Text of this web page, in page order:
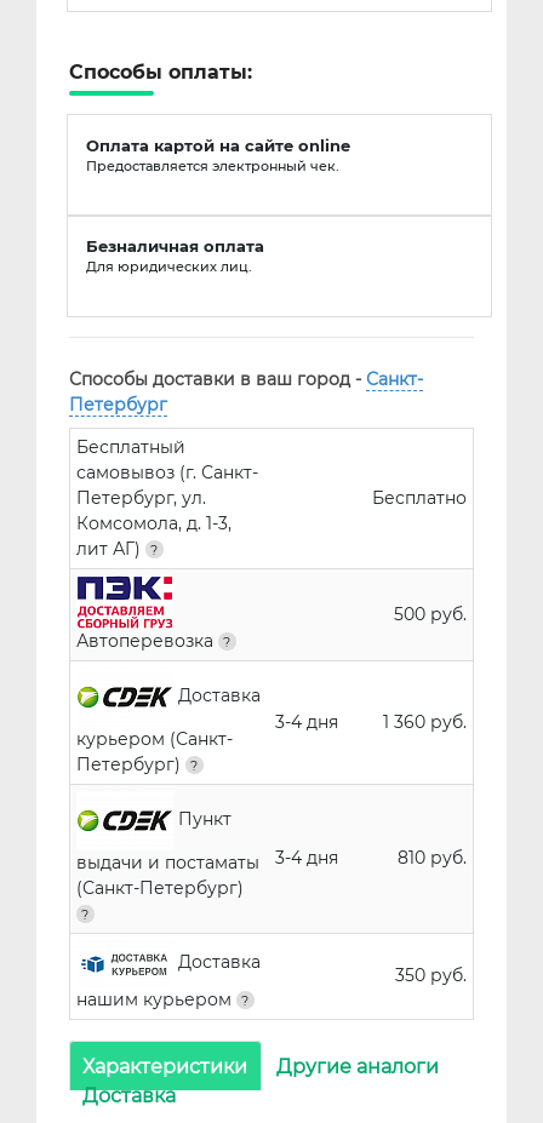
Способы оплаты:
Оплата картой на сайте online
Предоставляется электронный чек.
Безналичная оплата
Для юридических лиц.
Способы доставки в ваш город - Санкт-
Петербург
Бесплатный
самовывоз (г. Санкт-
Петербург, ул.
Комсомола, д. 1-3,
лит АГ)
Бесплатно
Автоперевозка
500 руб.
Доставка
курьером (Санкт-
Петербург)
3-4 дня 1 360 руб.
Пункт
выдачи и постаматы
(Санкт-Петербург)
3-4 дня 810 руб.
Доставка
нашим курьером
350 руб.
Характеристики
Другие аналоги
Доставка